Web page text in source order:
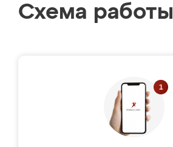
Схема работы